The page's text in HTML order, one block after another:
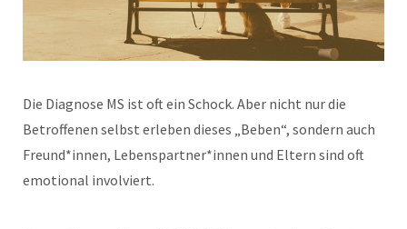
Die Diagnose MS ist oft ein Schock. Aber nicht nur die
Betroffenen selbst erleben dieses „Beben“, sondern auch
Freund*innen, Lebenspartner*innen und Eltern sind oft
emotional involviert.